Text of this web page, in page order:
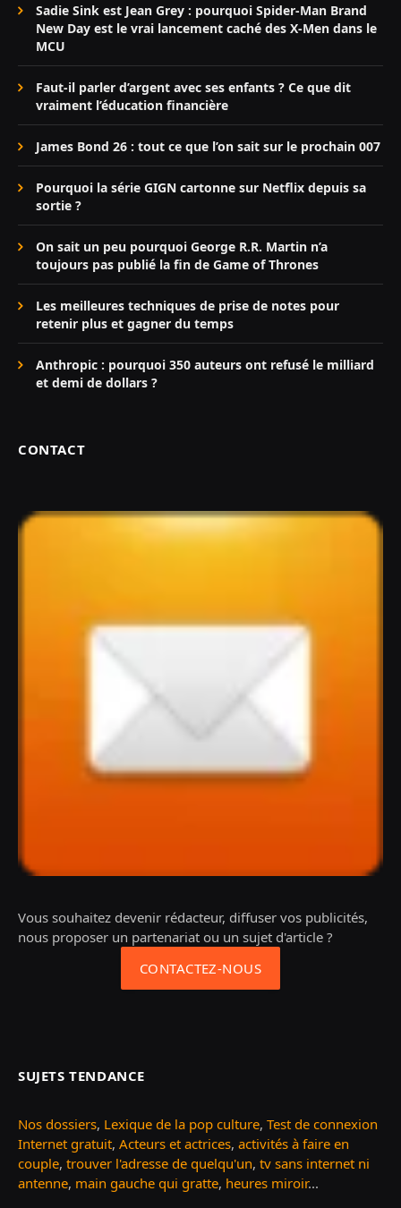
Sadie Sink est Jean Grey : pourquoi Spider-Man Brand
New Day est le vrai lancement caché des X-Men dans le
MCU
Faut-il parler d’argent avec ses enfants ? Ce que dit
vraiment l’éducation financière
James Bond 26 : tout ce que l’on sait sur le prochain 007
Pourquoi la série GIGN cartonne sur Netflix depuis sa
sortie ?
On sait un peu pourquoi George R.R. Martin n’a
toujours pas publié la fin de Game of Thrones
Les meilleures techniques de prise de notes pour
retenir plus et gagner du temps
Anthropic : pourquoi 350 auteurs ont refusé le milliard
et demi de dollars ?
CONTACT
Vous souhaitez devenir rédacteur, diffuser vos publicités,
nous proposer un partenariat ou un sujet d'article ?
CONTACTEZ-NOUS
SUJETS TENDANCE
Nos dossiers, Lexique de la pop culture, Test de connexion
Internet gratuit, Acteurs et actrices, activités à faire en
couple, trouver l'adresse de quelqu'un, tv sans internet ni
antenne, main gauche qui gratte, heures miroir...